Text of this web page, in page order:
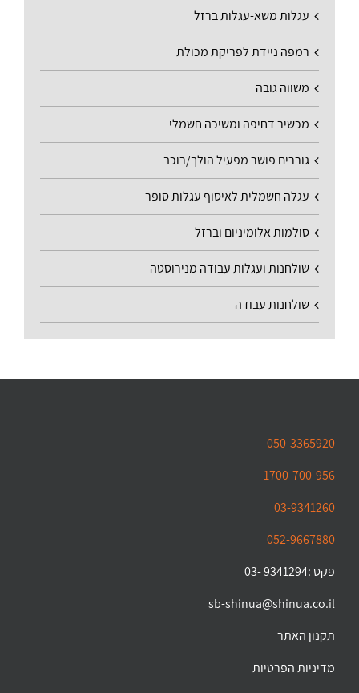
עגלות משא-עגלות ברזל
רמפה ניידת לפריקת מכולת
משווה גובה
מכשיר דחיפה ומשיכה חשמלי
גוררים פושר מפעיל הולך/רוכב
עגלה חשמלית לאיסוף עגלות סופר
סולמות אלומיניום וברזל
שולחנות ועגלות עבודה מנירוסטה
שולחנות עבודה
050-3365920
1700-700-956
03-9341260
052-9667880
פקס :9341294 -03
sb-shinua@shinua.co.il
תקנון האתר
מדיניות הפרטיות